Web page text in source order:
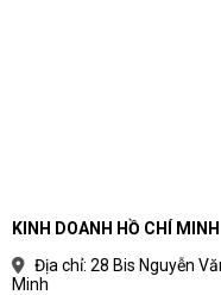
KINH DOANH HỒ CHÍ MINH
Địa chỉ: 28 Bis Nguyễn
Minh